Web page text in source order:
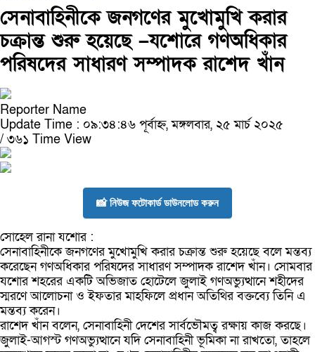
সেনাবাহিনীকে জনগণের মুখোমুখি করার
চক্রান্ত শুরু হয়েছে –যশোরে গণঅধিকার
পরিষদের সাধারণ সম্পাদক রাশেদ খাঁন
Reporter Name
Update Time : ০৯:৩৪:৪৬ পূর্বাহ্ন, মঙ্গলবার, ২৫ মার্চ ২০২৫
/ ৩৬১ Time View
📸 নিউজ ফটোকার্ড ডাউনলোড করুন
সোহেল রানা যশোর :
সেনাবাহিনীকে জনগণের মুখোমুখি করার চক্রান্ত শুরু হয়েছে বলে মন্তব্য
করেছেন গণঅধিকার পরিষদের সাধারণ সম্পাদক রাশেদ খাঁন। সোমবার
যশোর শহরের একটি অভিজাত হোটেলে জুলাই গণঅভ্যুত্থানে শহীদের
স্মরণে আলোচনা ও ইফতার মাহফিলে প্রধান অতিথির বক্তব্যে তিনি এ
মন্তব্য করেন।
রাশেদ খাঁন বলেন, সেনাবাহিনী দেশের সার্বভৌমত্ব রক্ষায় কাজ করছে।
জুলাই-আগস্ট গণঅভ্যুত্থানে যদি সেনাবাহিনী ভূমিকা না রাখতো, তাহলে